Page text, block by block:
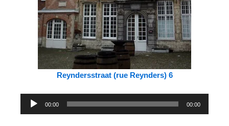
Reyndersstraat (rue Reynders) 6
Lecteur
00:00 00:00